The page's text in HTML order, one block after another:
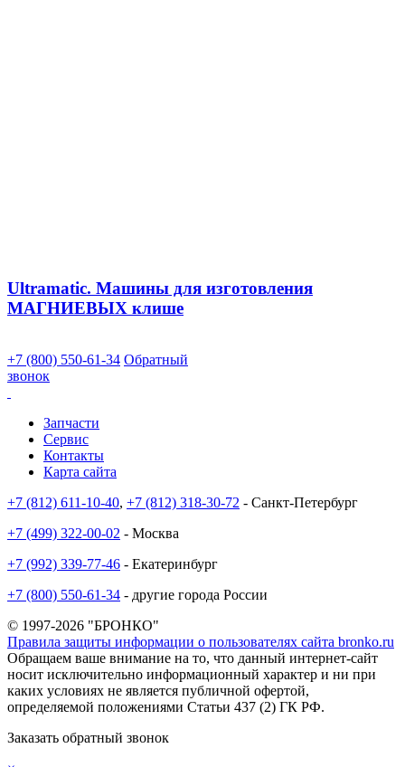
Ultramatic. Машины для изготовления
МАГНИЕВЫХ клише
+7 (800) 550-61-34 Обратный
звонок
Запчасти
Сервис
Контакты
Карта сайта
+7 (812) 611-10-40, +7 (812) 318-30-72 - Санкт-Петербург
+7 (499) 322-00-02 - Москва
+7 (992) 339-77-46 - Екатеринбург
+7 (800) 550-61-34 - другие города России
© 1997-2026 "БРОНКО"
Правила защиты информации о пользователях сайта bronko.ru
Обращаем ваше внимание на то, что данный интернет-сайт
носит исключительно информационный характер и ни при
каких условиях не является публичной офертой,
определяемой положениями Статьи 437 (2) ГК РФ.
Заказать обратный звонок